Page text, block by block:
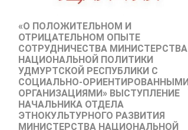
«О ПОЛОЖИТЕЛЬНОМ И
ОТРИЦАТЕЛЬНОМ ОПЫТЕ
СОТРУДНИЧЕСТВА МИНИСТЕРСТВА
НАЦИОНАЛЬНОЙ ПОЛИТИКИ
УДМУРТСКОЙ РЕСПУБЛИКИ С
СОЦИАЛЬНО-ОРИЕНТИРОВАННЫМИ
ОРГАНИЗАЦИЯМИ» ВЫСТУПЛЕНИЕ
НАЧАЛЬНИКА ОТДЕЛА
ЭТНОКУЛЬТУРНОГО РАЗВИТИЯ
МИНИСТЕРСТВА НАЦИОНАЛЬНОЙ